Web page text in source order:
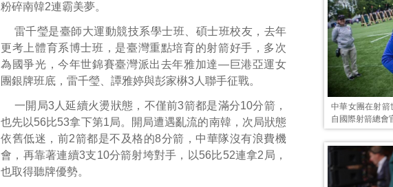
中華女團在射箭
自國際射箭總會
粉碎南韓2連霸美夢。
雷千瑩是臺師大運動競技系學士班、碩士班校友，去年
更考上體育系博士班，是臺灣重點培育的射箭好手，多次
為國爭光，今年世錦賽臺灣派出去年雅加達—巨港亞運女
團銀牌班底，雷千瑩、譚雅婷與彭家楙3人聯手征戰。
一開局3人延續火燙狀態，不僅前3箭都是滿分10分箭，
也先以56比53拿下第1局。開局遭遇亂流的南韓，次局狀態
依舊低迷，前2箭都是不及格的8分箭，中華隊沒有浪費機
會，再靠著連續3支10分箭射垮對手，以56比52連拿2局，
也取得聽牌優勢。